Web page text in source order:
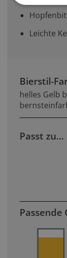
Leichte
Bierstil-
helles Gelb
Passt zu…
Passende